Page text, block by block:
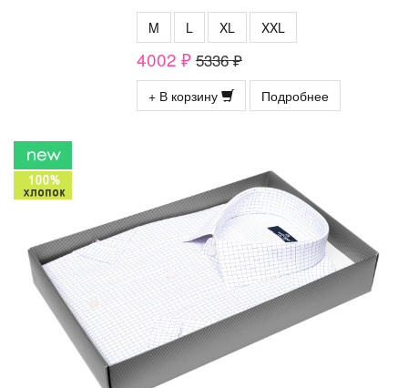
M L XL XXL
4002 ₽ 5336 ₽
+ В корзину Подробнее